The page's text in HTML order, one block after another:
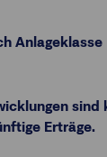
Anlageklasse
sind
Erträge.